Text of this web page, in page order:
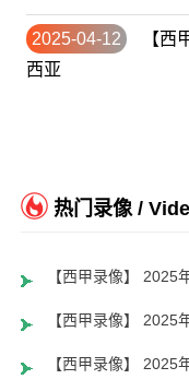
2025-04-12
【西
西亚
热门录像 /
【西甲录像】 2025
【西甲录像】 2025
【西甲录像】 2025